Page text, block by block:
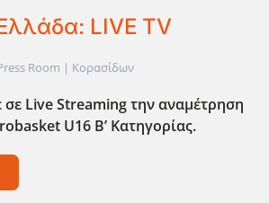
LIVE TV
Room | Κορασίδων
LiveStreamingτην αναμέτρηση
U16 Β’ Κατηγορίας.